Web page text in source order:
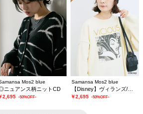
Mos2 blue
ニュアンス柄ニットCD
2,695 -50%OFF-
Samansa Mos2 blue
【Disney】ヴィランズ/ニット
￥2,695 -50%OFF-